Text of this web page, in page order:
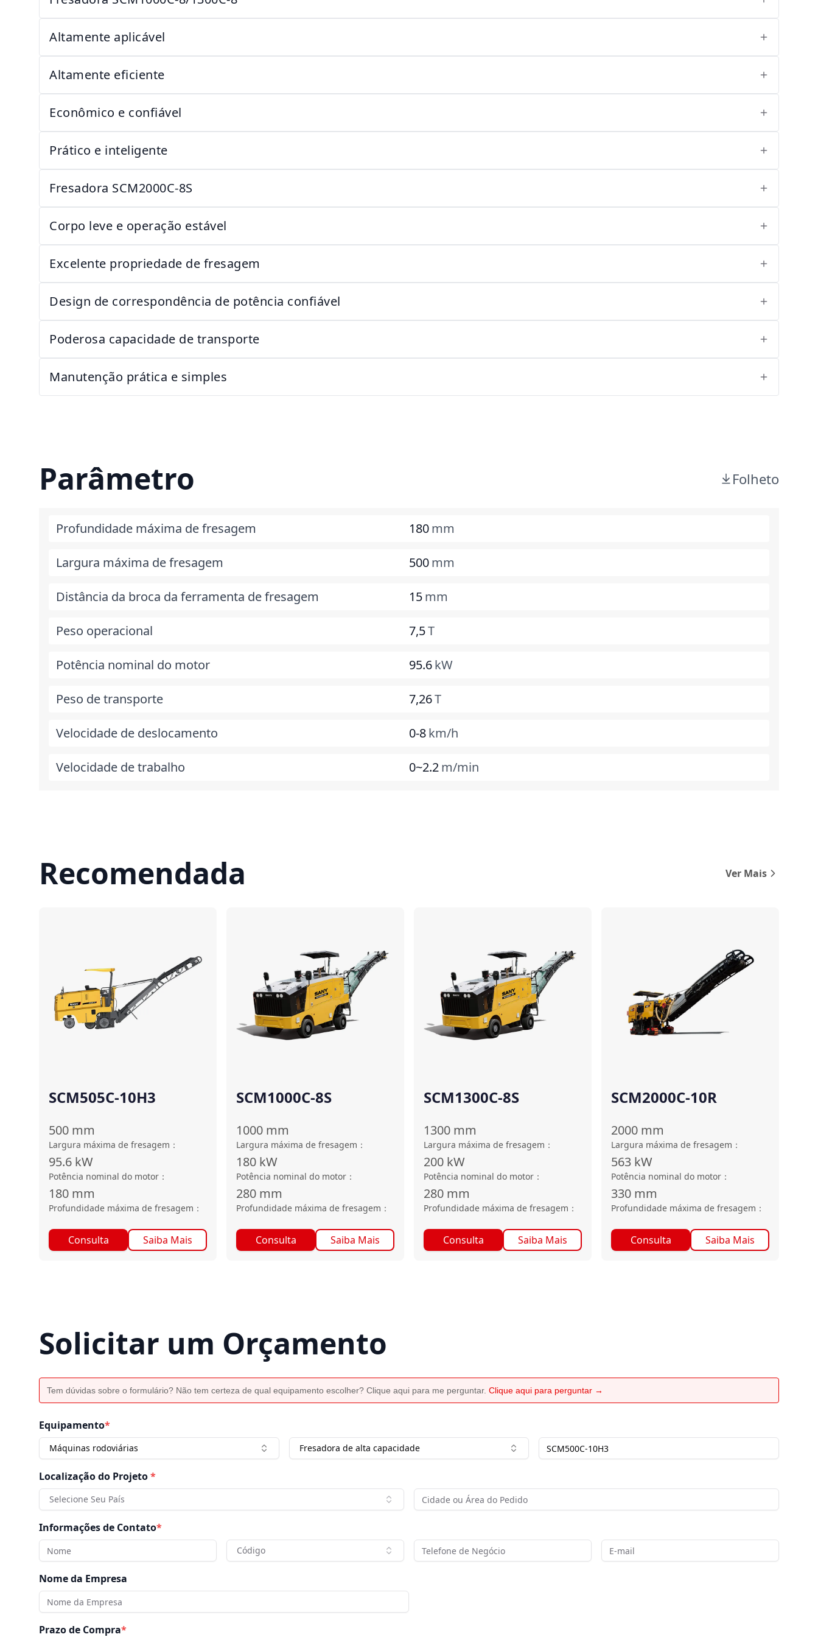
Altamente aplicável
Altamente eficiente
Econômico e confiável
Prático e inteligente
Fresadora SCM2000C-8S
Corpo leve e operação estável
Excelente propriedade de fresagem
Design de correspondência de potência confiável
Poderosa capacidade de transporte
Manutenção prática e simples
Parâmetro Folheto
Profundidade máxima de fresagem 180mm
Largura máxima de fresagem 500mm
Distância da broca da ferramenta de fresagem 15mm
Peso operacional 7,5T
Potência nominal do motor 95.6kW
Peso de transporte 7,26T
Velocidade de deslocamento 0-8km/h
Velocidade de trabalho 0~2.2m/min
Recomendada Ver Mais
SCM505C-10H3
500 mm
Largura máxima de fresagem ：
95.6 kW
Potência nominal do motor ：
180 mm
Profundidade máxima de fresagem ：
Consulta Saiba Mais
SCM1000C-8S
1000 mm
Largura máxima de fresagem ：
180 kW
Potência nominal do motor ：
280 mm
Profundidade máxima de fresagem ：
Consulta Saiba Mais
SCM1300C-8S
1300 mm
Largura máxima de fresagem ：
200 kW
Potência nominal do motor ：
280 mm
Profundidade máxima de fresagem ：
Consulta Saiba Mais
SCM2000C-10R
2000 mm
Largura máxima de fresagem ：
563 kW
Potência nominal do motor ：
330 mm
Profundidade máxima de fresagem ：
Consulta Saiba Mais
Solicitar um Orçamento
Tem dúvidas sobre o formulário? Não tem certeza de qual equipamento escolher? Clique aqui para me perguntar. Clique aqui para perguntar →
Equipamento*
Máquinas rodoviárias Fresadora de alta capacidade
Localização do Projeto*
Selecione Seu País
Informações de Contato*
Código
Nome da Empresa
Prazo de Compra*